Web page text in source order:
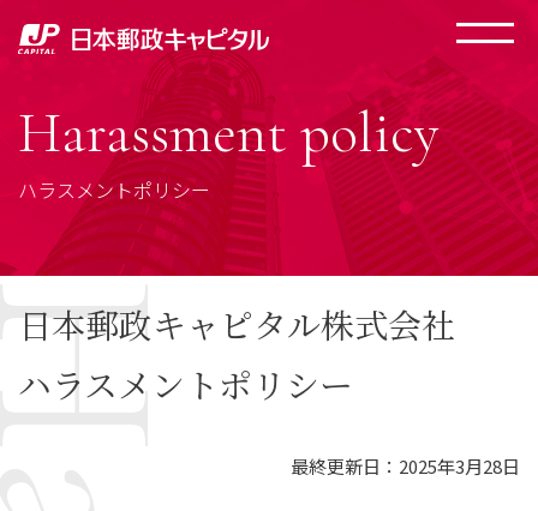
Harassment policy
ハラスメントポリシー
日本郵政キャピタル株式会社
ハラスメントポリシー
最終更新日：2025年3月28日